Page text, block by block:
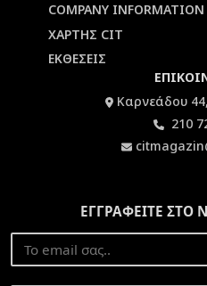
COMPANY INFORMATION
ΧΑΡΤΗΣ CIT
ΕΚΘΕΣΕΙΣ
Καρνεάδου
210
ΕΓΓΡΑΦΕΙΤΕ ΣΤΟ